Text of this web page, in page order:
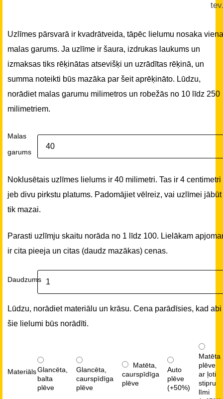
Uzlīmes pārsvarā ir kvadrātveida, tāpēc lielumu nosaka
malas garums. Ja uzlīme ir šaura, izdrukas laukums un
izmaksas tiks rēķinātas atsevišķi un uzrādītas rēķinā, un
summa noteikti būs mazāka par šeit aprēķināto. Lūdzu,
norādiet malas garumu milimetros un robežās no 10 līdz 250
milimetriem.
Malas
garums
Noklusētais uzlīmes lielums ir 40 milimetri. Tas ir 4 centimetri
jeb divu pirkstu platums. Padomājiet vēlreiz, vai uzlīmei jābūt
tik mazai.
Parasti uzlīmju skaitu norāda no 1 līdz 100. Lielākam
ir cita pieeja un citas (daudz mazākas) cenas.
Daudzums
Lūdzu, norādiet materiālu un krāsu. Cena parādīsies, kad abi
šie lielumi būs norādīti.
MateriālsGlancēta,
balta
plēve
Glancēta,
caurspīdīga
plēve
Matēta,
caurspīdīga
plēve
Auto
plēve
(+50%)
Matēta
plēve
ar ļoti
stipru
līmi